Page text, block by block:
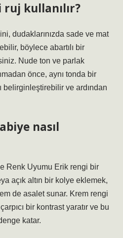
kullanılır?
dudaklarınızda sade ve mat
böylece abartılı bir
Nude ton ve parlak
önce, aynı tonda bir
belirginleştirebilir ve ardından
nasıl
Renk Uyumu Erik rengi bir
açık altın bir kolye eklemek,
de asalet sunar. Krem rengi
bir kontrast yaratır ve bu
katar.